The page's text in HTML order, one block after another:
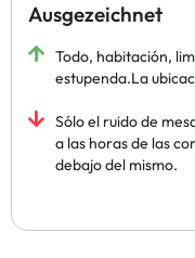
Ausgezeichnet
Todo, habitación,
estupenda.La
Sólo el ruido de
a las horas de las
debajo del mismo.